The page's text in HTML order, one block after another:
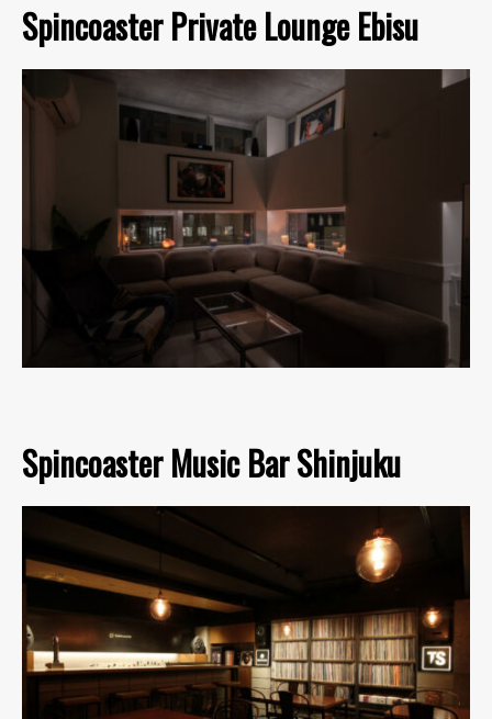
Spincoaster Private Lounge Ebisu
Spincoaster Music Bar Shinjuku